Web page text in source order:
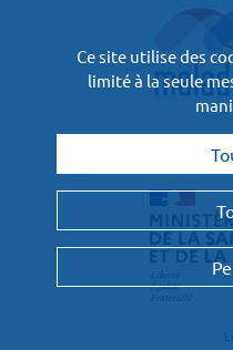
et
Ce site utilise des
limité à la seule